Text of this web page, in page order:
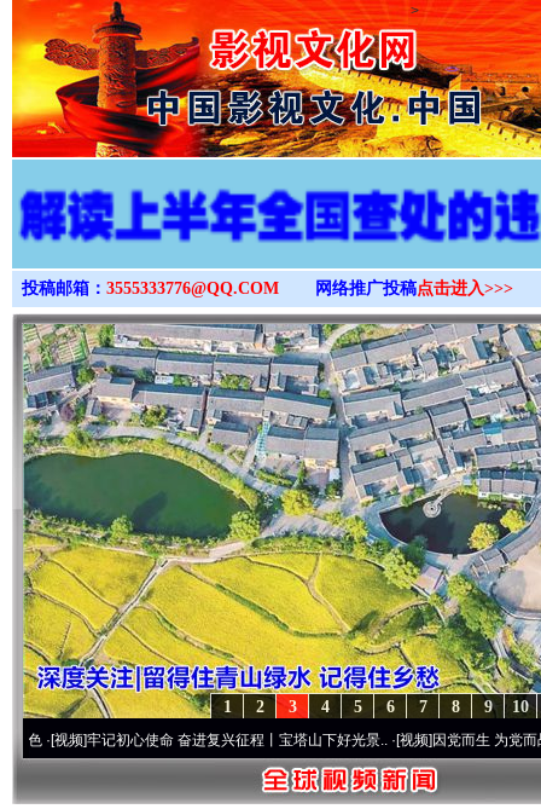
>
投稿邮箱： 3555333776@QQ.COM 网络推广投稿点击进入>>>
10
9
8
7
6
5
4
3
2
1
记初心使命 奋进复兴征程丨宝塔山下好光景..·[视频]因党而生 为党而战——百年“纪